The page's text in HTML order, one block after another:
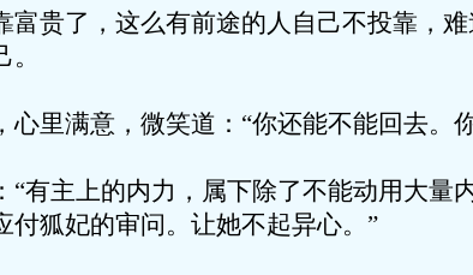
富贵了，这么有前途的人自己不投靠，
心里满意，微笑道：“你还能不能回去。
“有主上的内力，属下除了不能动用大量
付狐妃的审问。让她不起异心。”